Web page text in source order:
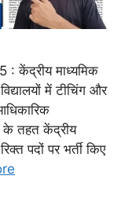
केंद्रीय माध्यमिक
में टीचिंग और
के तहत केंद्रीय
पदों पर भर्ती किए